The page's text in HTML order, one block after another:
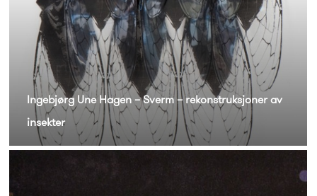
Ingebjørg Une Hagen – Sverm – rekonstruksjoner av
insekter